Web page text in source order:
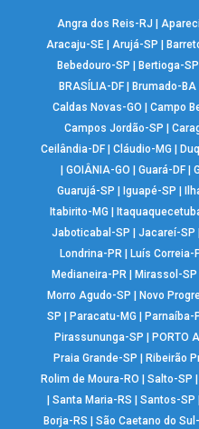
Angra dos Reis-RJ
Aracaju-SE |Arujá-SP
Bebedouro-SP
Bertioga-SP
BRASÍLIA-DF| Brumado-BA|
Caldas Novas-GO
|Campo
Campos Jordão-SP
Ceilândia-DF| Cláudio-MG
GOIÂNIA-GO Guará-DF|
Guarujá-SP
Iguapé-SP
Itabirito-MG
Jaboticabal-SP
Jacareí-SP
Londrina-PR| Luís Correia-
Medianeira-PR
Mirassol-SP
Morro Agudo-SP
Novo
SP
Paracatu-MG Parnaíba-
Pirassununga-SP
PORTO
Praia Grande-SP
Ribeirão
Rolim de Moura-RO
Salto-SP
|Santa Maria-RS |Santos-SP
Borja-RS
|São Caetano do